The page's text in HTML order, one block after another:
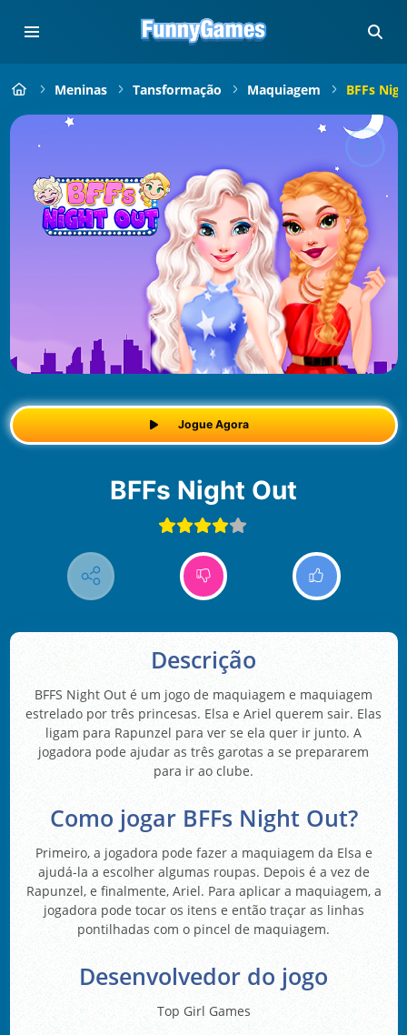
Meninas Tansformação Maquiagem BFFs
Jogue Agora
BFFs Night Out
Descrição
BFFS Night Out é um jogo de maquiagem e maquiagem
estrelado por três princesas. Elsa e Ariel querem sair. Elas
ligam para Rapunzel para ver se ela quer ir junto. A
jogadora pode ajudar as três garotas a se prepararem
para ir ao clube.
Como jogar BFFs Night Out?
Primeiro, a jogadora pode fazer a maquiagem da Elsa e
ajudá-la a escolher algumas roupas. Depois é a vez de
Rapunzel, e finalmente, Ariel. Para aplicar a maquiagem, a
jogadora pode tocar os itens e então traçar as linhas
pontilhadas com o pincel de maquiagem.
Desenvolvedor do jogo
Top Girl Games